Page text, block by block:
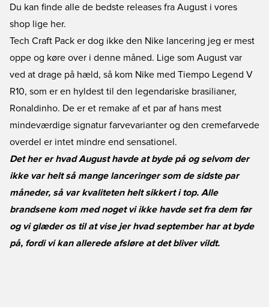
Du kan finde alle de bedste releases fra August i vores
shop lige her.
Tech Craft Pack er dog ikke den Nike lancering jeg er mest
oppe og køre over i denne måned. Lige som August var
ved at drage på hæld, så kom Nike med Tiempo Legend V
R10, som er en hyldest til den legendariske brasilianer,
Ronaldinho. De er et remake af et par af hans mest
mindeværdige signatur farvevarianter og den cremefarvede
overdel er intet mindre end sensationel.
Det her er hvad August havde at byde på og selvom der
ikke var helt så mange lanceringer som de sidste par
måneder, så var kvaliteten helt sikkert i top. Alle
brandsene kom med noget vi ikke havde set fra dem før
og vi glæder os til at vise jer hvad september har at byde
på, fordi vi kan allerede afsløre at det bliver vildt.